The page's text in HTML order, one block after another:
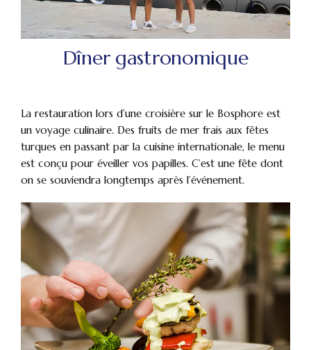
Dîner gastronomique
La restauration lors d’une croisière sur le Bosphore est
un voyage culinaire. Des fruits de mer frais aux fêtes
turques en passant par la cuisine internationale, le menu
est conçu pour éveiller vos papilles. C’est une fête dont
on se souviendra longtemps après l’événement.